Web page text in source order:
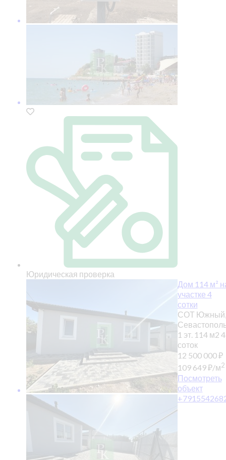
Юридическая проверка
Дом 114 м²
участке 4
сотки
СОТ Южный,
1 эт. 114 м2 4
соток
12 500 000₽
109 649₽/м2
Посмотреть
объект